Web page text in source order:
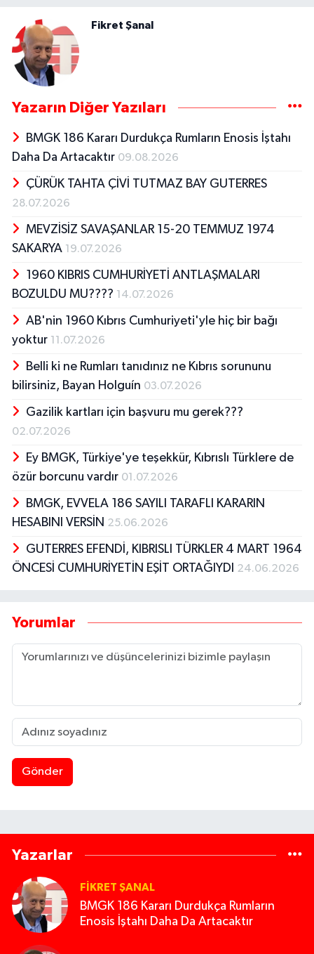
Fikret Şanal
Yazarın Diğer Yazıları
BMGK 186 Kararı Durdukça Rumların Enosis İştahı
Daha Da Artacaktır 09.08.2026
ÇÜRÜK TAHTA ÇİVİ TUTMAZ BAY GUTERRES
28.07.2026
MEVZİSİZ SAVAŞANLAR 15-20 TEMMUZ 1974
SAKARYA 19.07.2026
1960 KIBRIS CUMHURİYETİ ANTLAŞMALARI
BOZULDU MU???? 14.07.2026
AB'nin 1960 Kıbrıs Cumhuriyeti'yle hiç bir bağı
yoktur 11.07.2026
Belli ki ne Rumları tanıdınız ne Kıbrıs sorununu
bilirsiniz, Bayan Holguín 03.07.2026
Gazilik kartları için başvuru mu gerek???
02.07.2026
Ey BMGK, Türkiye'ye teşekkür, Kıbrıslı Türklere de
özür borcunu vardır 01.07.2026
BMGK, EVVELA 186 SAYILI TARAFLI KARARIN
HESABINI VERSİN 25.06.2026
GUTERRES EFENDİ, KIBRISLI TÜRKLER 4 MART 1964
ÖNCESİ CUMHURİYETİN EŞİT ORTAĞIYDI
24.06.2026
Yorumlar
Gönder
Yazarlar
FIKRET ŞANAL
BMGK 186 Kararı Durdukça Rumların
Enosis İştahı Daha Da Artacaktır